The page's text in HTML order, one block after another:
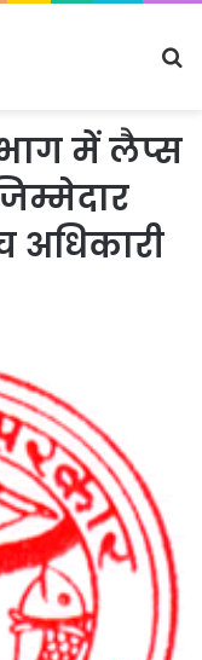
में लैप्स
अधिकारी